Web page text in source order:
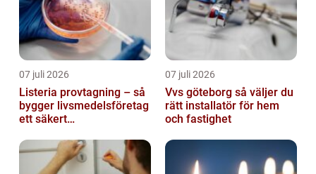
07 juli 2026
Listeria provtagning – så
bygger livsmedelsföretag
ett säkert
07 juli 2026
Vvs göteborg så väljer du
rätt installatör för hem
och fastighet